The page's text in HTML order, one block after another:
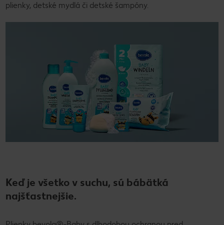
plienky, detské mydlá či detské šampóny.
Keď je všetko v suchu, sú bábätká
najšťastnejšie.